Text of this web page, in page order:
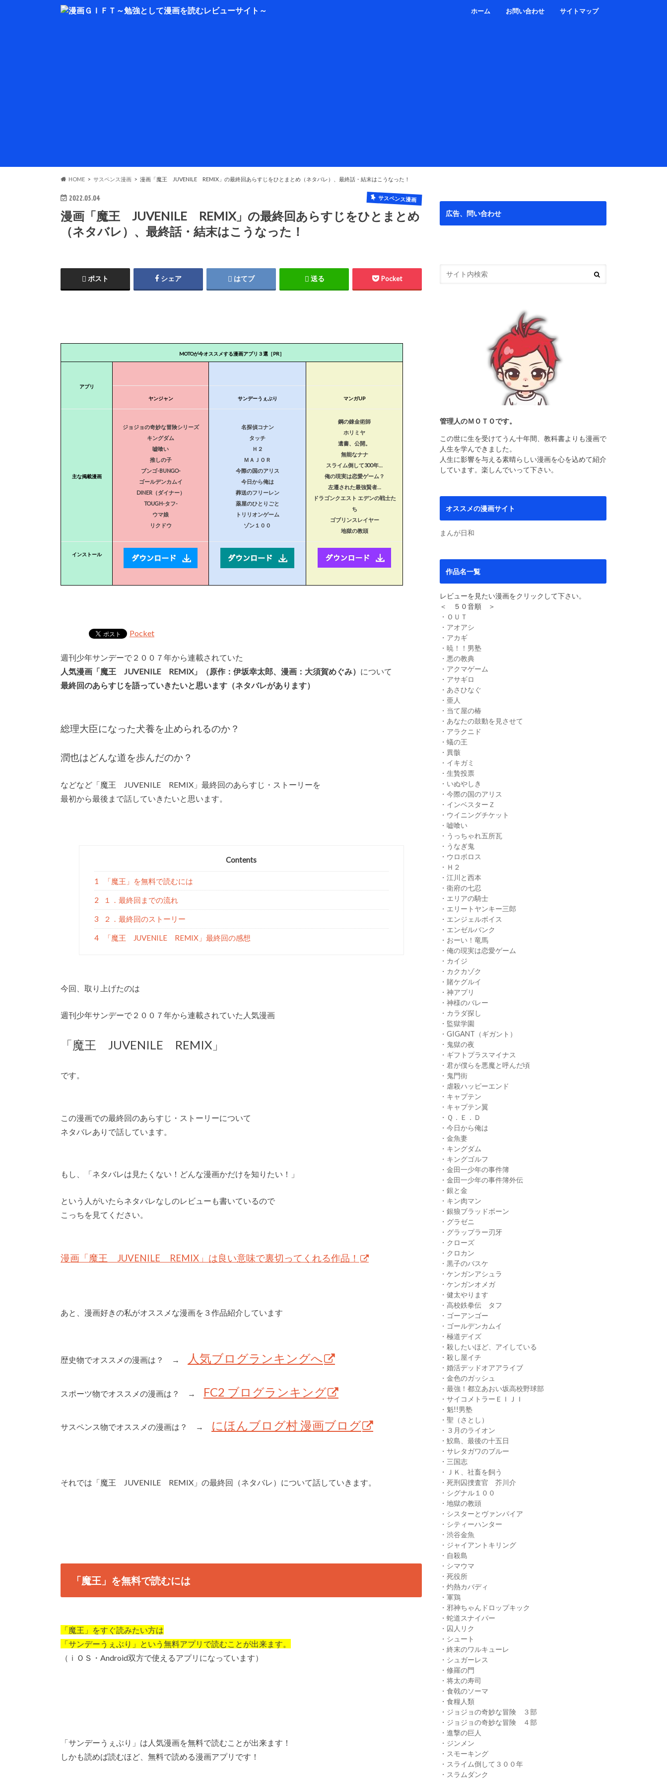
ホーム お問い合わせ サイトマップ
HOME サスペンス漫画 漫画「魔王 JUVENILE REMIX」の最終回あらすじをひとまとめ（ネタバレ）、最終話・結末はこうなった！
2022.05.04 サスペンス漫画
漫画「魔王 JUVENILE REMIX」の最終回あらすじをひとまとめ
（ネタバレ）、最終話・結末はこうなった！
ポスト シェア はてブ 送る Pocket
MOTOが今オススメする漫画アプリ３選［PR］
アプリ
ヤンジャン
サンデーうぇぶり マンガUP
主な掲載漫画
ジョジョの奇妙な冒険シリーズ
キングダム
嘘喰い
推しの子
ブンゴ-BUNGO-
ゴールデンカムイ
DINER（ダイナー）
TOUGH-タフ-
ウマ娘
リクドウ
名探偵コナン
タッチ
Ｈ２
ＭＡＪＯＲ
今際の国のアリス
今日から俺は
葬送のフリーレン
薬屋のひとりごと
トリリオンゲーム
ゾン１００
鋼の錬金術師
ホリミヤ
遺書、公開。
無能なナナ
スライム倒して300年…
俺の現実は恋愛ゲーム？
左遷された最強賢者…
ドラゴンクエスト エデンの戦士た
ち
ゴブリンスレイヤー
地獄の教頭
インストール
Pocket
週刊少年サンデーで２００７年から連載されていた
人気漫画「魔王 JUVENILE REMIX」（原作：伊坂幸太郎、漫画：大須賀めぐみ） について
最終回のあらすじを語っていきたいと思います（ネタバレがあります）
総理大臣になった犬養を止められるのか？
潤也はどんな道を歩んだのか？
などなど「魔王 JUVENILE REMIX」最終回のあらすじ・ストーリーを
最初から最後まで話していきたいと思います。
Contents
1 「魔王」を無料で読むには
2 １．最終回までの流れ
3 ２．最終回のストーリー
4 「魔王 JUVENILE REMIX」最終回の感想
今回、取り上げたのは
週刊少年サンデーで２００７年から連載されていた人気漫画
「魔王 JUVENILE REMIX」
です。
この漫画での最終回のあらすじ・ストーリーについて
ネタバレありで話しています。
もし、「ネタバレは見たくない！どんな漫画かだけを知りたい！」
という人がいたらネタバレなしのレビューも書いているので
こっちを見てください。
漫画「魔王 JUVENILE REMIX」は良い意味で裏切ってくれる作品！
あと、漫画好きの私がオススメな漫画を３作品紹介しています
歴史物でオススメの漫画は？ → 人気ブログランキングへ
スポーツ物でオススメの漫画は？ → FC2 ブログランキング
サスペンス物でオススメの漫画は？ → にほんブログ村 漫画ブログ
それでは「魔王 JUVENILE REMIX」の最終回（ネタバレ）について話していきます。
「魔王」を無料で読むには
「魔王」をすぐ読みたい方は
「サンデーうぇぶり」という無料アプリで読むことが出来ます。
（ｉＯＳ・Android双方で使えるアプリになっています）
「サンデーうぇぶり」は人気漫画を無料で読むことが出来ます！
しかも読めば読むほど、無料で読める漫画アプリです！
広告、問い合わせ
管理人のＭＯＴＯです。
この世に生を受けてうん十年間、教科書よりも漫画で
人生を学んできました。
人生に影響を与える素晴らしい漫画を心を込めて紹介
しています。楽しんでいって下さい。
オススメの漫画サイト
まんが日和
作品名一覧
レビューを見たい漫画をクリックして下さい。
＜ ５０音順 ＞
・ＯＵＴ
・アオアシ
・アカギ
・暁！！男塾
・悪の教典
・アクマゲーム
・アサギロ
・あさひなぐ
・亜人
・当て屋の椿
・あなたの鼓動を見させて
・アラクニド
・蟻の王
・異骸
・イキガミ
・生贄投票
・いぬやしき
・今際の国のアリス
・インベスターＺ
・ウイニングチケット
・嘘喰い
・うっちゃれ五所瓦
・うなぎ鬼
・ウロボロス
・Ｈ２
・江川と西本
・衛府の七忍
・エリアの騎士
・エリートヤンキー三郎
・エンジェルボイス
・エンゼルバンク
・おーい！竜馬
・俺の現実は恋愛ゲーム
・カイジ
・カクカゾク
・賭ケグルイ
・神アプリ
・神様のバレー
・カラダ探し
・監獄学園
・GIGANT（ギガント）
・鬼獄の夜
・ギフトプラスマイナス
・君が僕らを悪魔と呼んだ頃
・鬼門街
・虐殺ハッピーエンド
・キャプテン
・キャプテン翼
・Ｑ．Ｅ．Ｄ
・今日から俺は
・金魚妻
・キングダム
・キングゴルフ
・金田一少年の事件簿
・金田一少年の事件簿外伝
・銀と金
・キン肉マン
・銀狼ブラッドボーン
・グラゼニ
・グラップラー刃牙
・クローズ
・クロカン
・黒子のバスケ
・ケンガンアシュラ
・ケンガンオメガ
・健太やります
・高校鉄拳伝 タフ
・ゴーアンゴー
・ゴールデンカムイ
・極道デイズ
・殺したいほど、アイしている
・殺し屋イチ
・婚活デッドオアアライブ
・金色のガッシュ
・最強！都立あおい坂高校野球部
・サイコメトラーＥＩＪＩ
・魁!!男塾
・聖（さとし）
・３月のライオン
・鮫島、最後の十五日
・サレタガワのブルー
・三国志
・ＪＫ、社畜を飼う
・死刑囚捜査官 芥川介
・シグナル１００
・地獄の教頭
・シスターとヴァンパイア
・シティーハンター
・渋谷金魚
・ジャイアントキリング
・自殺島
・シマウマ
・死役所
・灼熱カバディ
・軍鶏
・邪神ちゃんドロップキック
・蛇道スナイパー
・囚人リク
・シュート
・終末のワルキューレ
・シュガーレス
・修羅の門
・将太の寿司
・食戟のソーマ
・食糧人類
・ジョジョの奇妙な冒険 ３部
・ジョジョの奇妙な冒険 ４部
・進撃の巨人
・ジンメン
・スモーキング
・スライム倒して３００年
・スラムダンク